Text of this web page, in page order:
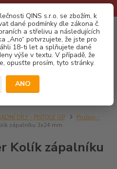
QINS s.r.o. se zbožím, k
dané podmínky dle zákona č.
a střelivu a následujících
„Ano“ potvrzujete, že jste pro
18-ti let a splňujete dané
výše v textu. V případě, že
opusťte prosím, tyto stránky.
ANO
Menu
0
za0,00 Kč
DÍLY - PISTOLE GP
Pružiny -
zápalníku 3x24 mm
Kolík zápalníku